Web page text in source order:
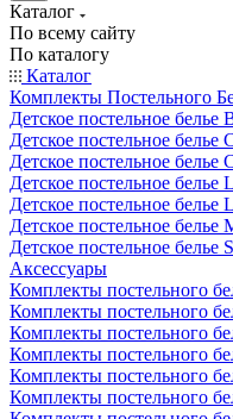
Каталог
По всему сайту
По каталогу
Каталог
Комплекты Постельного
Детское постельное белье
Детское постельное
Детское постельное белье
Детское постельное
Детское постельное белье
Детское постельное белье
Детское постельное белье
Аксессуары
Комплекты постельного
Комплекты постельного
Комплекты постельного
Комплекты постельного
Комплекты постельного
Комплекты постельного